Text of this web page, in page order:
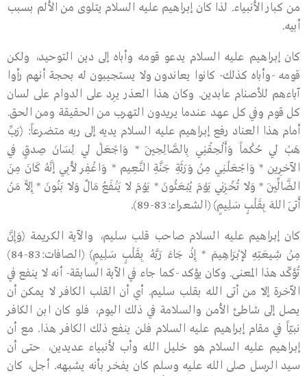
من كبار الأنبياء. لذا كان إبراهيم عليه السلام يتلوى من الألم بسبب
أبيه.
كان إبراهيم عليه السلام يدعو قومه وأباه إلى دين التوحيد، ولكن
قومه -وأباه كذلك- كانوا يعاندون ولا يستجيبون له بحجة أنهم رأوا
آباءهم للأصنام عابدين. وكان هذا العذر يرِد على الدوام على لسان
كل قوم وفي كل عهد عندما يريدون التهرب من الحقيقة ومن الحق.
أمام هذا العناد رفع إبراهيم عليه السلام يديه إلى ربه متضرعاً: ﴿رَبِّ
هَبْ لِي حُكْماً وَأَلْحِقْنِي بِالصَّالِحِينَ * وَاجْعَلْ لِي لِسَانَ صِدقٍ فِي
الآخرِين * وَاجْعَلْنِي مِنْ وَرَثَةِ جَنَّةِ النَّعِيم * وَاغْفِر لأَبِي إنَّهُ كَانَ مِنَ
الضَّالِّينَ * وَلاَ تُخْزِنِي يَوْمَ يُبْعَثُونَ * يَوْمَ لاَ يَنْفَعُ مَالٌ وَلاَ بَنُونَ * إِلاََّ مَنْ
أَتَى اللهَ بِقَلْبٍ سَلِيمٍ﴾ (الشعراء:83-89).
كان إبراهيم عليه السلام صاحب قلب سليم، والآية الكريمة ﴿وَإِنَّ
مِنْ شِيعَتِهِ لإبْرَاهِيمَ * إِذْ جَاءَ رَبَّهُ بِقَلْبٍ سَلِيمٍ﴾ (الصافات:83-84)
تُؤكّد هذا المعنى. وكان يؤكد -كما جاء في الآية السابقة- أنه لا ينفع في
الآخرة إلاّ من أتى الله بقلب سليم. أي أن القلب الكافر لا يمكن أن
يصل إلى شاطئ الأمن والسلامة في ذلك اليوم، فلو كان ابن الكافر
نبيّاً في مقام إبراهيم عليه السلام فلن ينفع ذلك الكافر هذا. مع أن
إبراهيم عليه السلام هو خليل الله وأب لأنبياء عديدين، حتى أن
سيد الرسل صلى الله عليه وسلم كان يفخر بأنه يشبهه. أجل، كان